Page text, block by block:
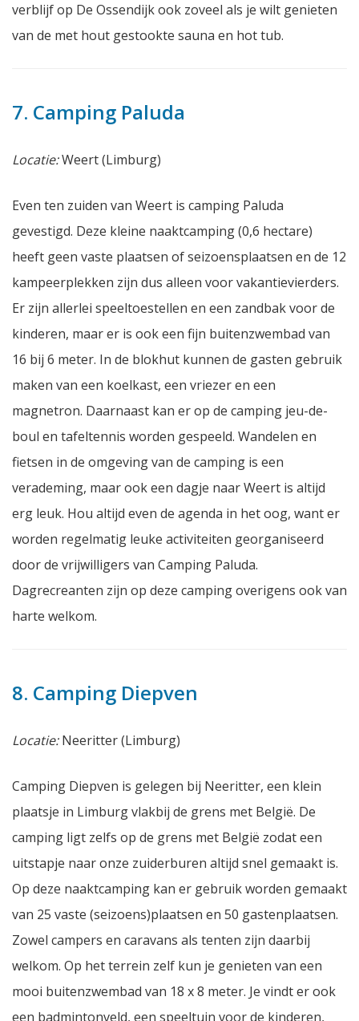
verblijf op De Ossendijk ook zoveel als je wilt genieten
van de met hout gestookte sauna en hot tub.
7. Camping Paluda
Locatie:Weert (Limburg)
Even ten zuiden van Weert is camping Paluda
gevestigd. Deze kleine naaktcamping (0,6 hectare)
heeft geen vaste plaatsen of seizoensplaatsen en de 12
kampeerplekken zijn dus alleen voor vakantievierders.
Er zijn allerlei speeltoestellen en een zandbak voor de
kinderen, maar er is ook een fijn buitenzwembad van
16 bij 6 meter. In de blokhut kunnen de gasten gebruik
maken van een koelkast, een vriezer en een
magnetron. Daarnaast kan er op de camping jeu-de-
boul en tafeltennis worden gespeeld. Wandelen en
fietsen in de omgeving van de camping is een
verademing, maar ook een dagje naar Weert is altijd
erg leuk. Hou altijd even de agenda in het oog, want er
worden regelmatig leuke activiteiten georganiseerd
door de vrijwilligers van Camping Paluda.
Dagrecreanten zijn op deze camping overigens ook van
harte welkom.
8. Camping Diepven
Locatie:Neeritter (Limburg)
Camping Diepven is gelegen bij Neeritter, een klein
plaatsje in Limburg vlakbij de grens met België. De
camping ligt zelfs op de grens met België zodat een
uitstapje naar onze zuiderburen altijd snel gemaakt is.
Op deze naaktcamping kan er gebruik worden gemaakt
van 25 vaste (seizoens)plaatsen en 50 gastenplaatsen.
Zowel campers en caravans als tenten zijn daarbij
welkom. Op het terrein zelf kun je genieten van een
mooi buitenzwembad van 18 x 8 meter. Je vindt er ook
een badmintonveld, een speeltuin voor de kinderen,